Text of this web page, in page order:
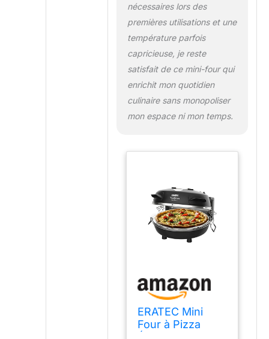
nécessaires lors des
premières utilisations et une
température parfois
capricieuse, je reste
satisfait de ce mini-four qui
enrichit mon quotidien
culinaire sans monopoliser
mon espace ni mon temps.
ERATEC Mini
Four à Pizza